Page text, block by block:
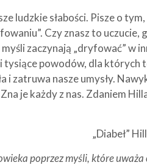
ludzkie słabości. Pisze o
Czy znasz to
zaczynają „dryfować” w
tysiące powodów, dla których
i zatruwa nasze umysły.
je każdy z nas. Zdaniem
„Diabeł”
poprzez myśli, które uważa